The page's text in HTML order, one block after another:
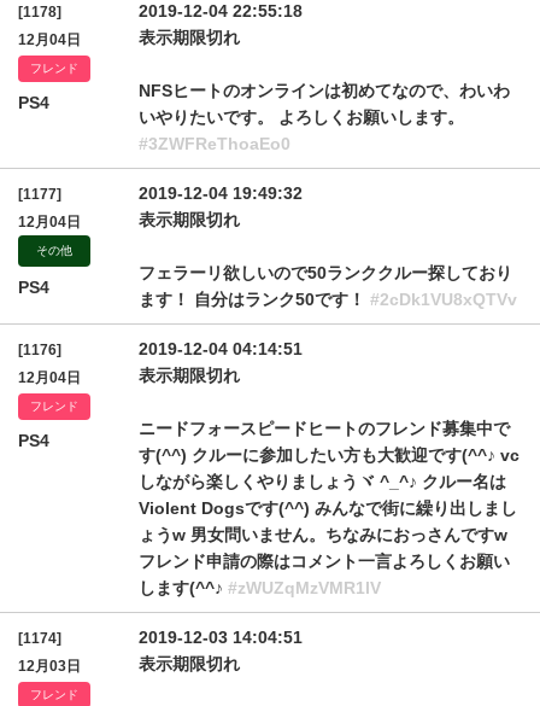
[1178]
12月04日
フレンド
PS4
2019-12-04 22:55:18
表示期限切れ
NFSヒートのオンラインは初めてなので、わいわ
いやりたいです。 よろしくお願いします。
#3ZWFReThoaEo0
[1177]
12月04日
その他
PS4
2019-12-04 19:49:32
表示期限切れ
フェラーリ欲しいので50ランククルー探しており
ます！ 自分はランク50です！ #2cDk1VU8xQTVv
[1176]
12月04日
フレンド
PS4
2019-12-04 04:14:51
表示期限切れ
ニードフォースピードヒートのフレンド募集中で
す(^^) クルーに参加したい方も大歓迎です(^^♪ vc
しながら楽しくやりましょうヾ ^_^♪ クルー名は
Violent Dogsです(^^) みんなで街に繰り出しまし
ょうw 男女問いません。ちなみにおっさんですw
フレンド申請の際はコメント一言よろしくお願い
します(^^♪ #zWUZqMzVMR1lV
[1174]
12月03日
フレンド
2019-12-03 14:04:51
表示期限切れ